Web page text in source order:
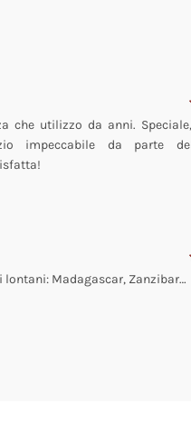
che utilizzo da anni.
impeccabile da parte
lontani: Madagascar, Zanzibar…